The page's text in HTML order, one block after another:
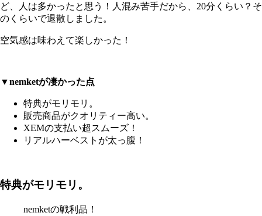
ど、人は多かったと思う！人混み苦手だから、20分くらい？そ
のくらいで退散しました。
空気感は味わえて楽しかった！
▼nemketが凄かった点
特典がモリモリ。
販売商品がクオリティー高い。
XEMの支払い超スムーズ！
リアルハーベストが太っ腹！
特典がモリモリ。
nemketの戦利品！